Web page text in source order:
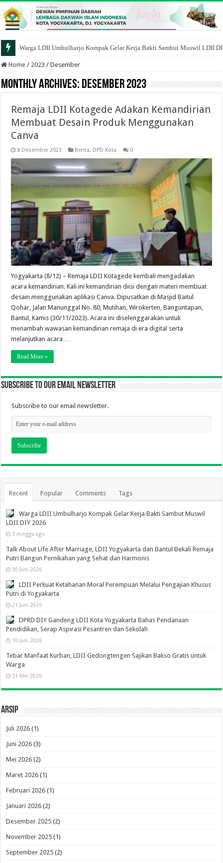
Warga LDII Umbulharjo Kompak Gelar Kerja Bakti Sambut Muswil LDII
Talk About Life After Marriage, LDII Yogyakarta dan Bantul Bekali
Home / 2023 / Desember
Monthly Archives: Desember 2023
Remaja LDII Kotagede Adakan Kemandirian
Membuat Desain Produk Menggunakan
Canva
8 Desember 2023 Berita, DPD Kota 0
Yogyakarta (8/12) – Remaja LDII Kotagede kembali mengadakan
acara kemandirian. Kali ini kemandirian diisi dengan materi membuat
desain menggunakan aplikasi Canva. Dipusatkan di Masjid Baitul
Qohar, Jalan Manunggal No. 80, Mutihan, Wirokerten, Banguntapan,
Bantul, Kamis (30/11/2023). Acara ini diselenggarakan untuk
menambah wawasan kemandirian remaja di era digital serta
melanjutkan acara …
Read More »
Subscribe to our email newsletter
Subscribe to our email newsletter.
Recent Popular Comments Tags
Warga LDII Umbulharjo Kompak Gelar Kerja Bakti Sambut Muswil
LDII DIY 2026
3 minggu ago
Talk About Life After Marriage, LDII Yogyakarta dan Bantul Bekali Remaja
Putri Bangun Pernikahan yang Sehat dan Harmonis
30 Juni 2026
LDII Perkuat Ketahanan Moral Perempuan Melalui Pengajian Khusus
Putri di Yogyakarta
21 Juni 2026
DPRD DIY Gandeng LDII Kota Yogyakarta Bahas Pendanaan
Pendidikan, Serap Aspirasi Pesantren dan Sekolah
10 Juni 2026
Tebar Manfaat Kurban, LDII Gedongtengen Sajikan Bakso Gratis untuk
Warga
31 Mei 2026
Arsip
Juli 2026 (1)
Juni 2026 (3)
Mei 2026 (2)
Maret 2026 (1)
Februari 2026 (1)
Januari 2026 (2)
Desember 2025 (2)
November 2025 (1)
September 2025 (2)